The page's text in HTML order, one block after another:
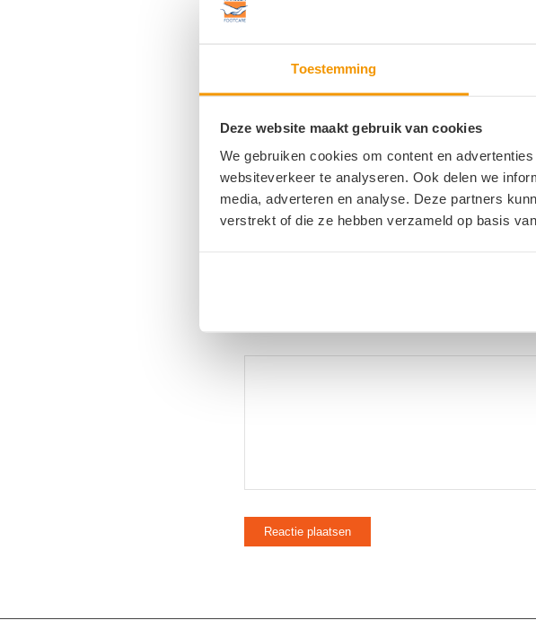
Toestemming
Deze website maakt gebruik van cookies
We gebruiken cookies om content en
websiteverkeer te analyseren. Ook delen we
media, adverteren en analyse. Deze partners
verstrekt of die ze hebben verzameld op basis
Plaats een Reactie
Meepraten?
*